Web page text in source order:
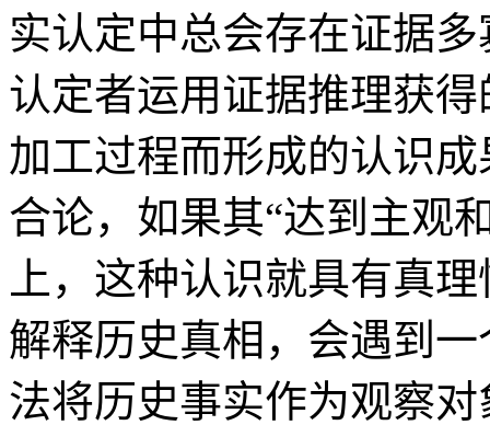
实认定中总会存在证据
认定者运用证据推理获
加工过程而形成的认识
合论，如果其“达到主观
上，这种认识就具有真
解释历史真相，会遇到
法将历史事实作为观察